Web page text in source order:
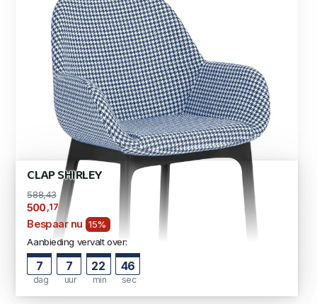
CLAP SHIRLEY
588,43
500 ,17
Bespaar nu 15%
Aanbieding vervalt over:
7
dag
7
uur
22
min
46
sec